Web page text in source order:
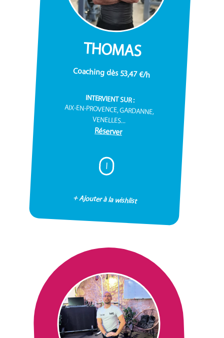
THOMAS
Coaching dès 53,47 €/h
INTERVIENT SUR :
AIX-EN-PROVENCE, GARDANNE,
VENELLES...
Réserver
I
+ Ajouter à la wishlist